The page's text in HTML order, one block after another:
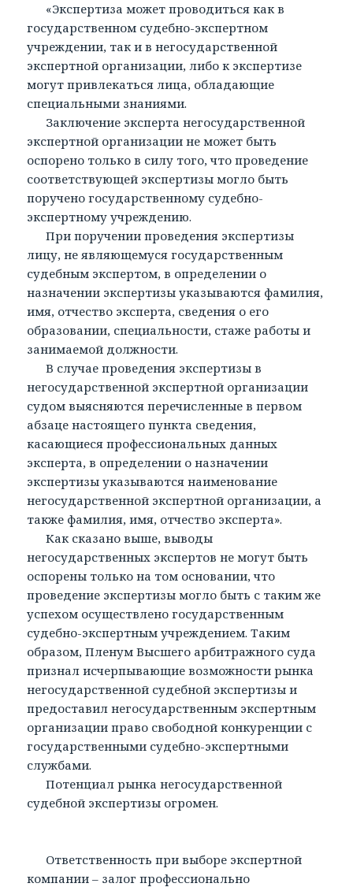
«Экспертиза может проводиться как в
государственном судебно-экспертном
учреждении, так и в негосударственной
экспертной организации, либо к экспертизе
могут привлекаться лица, обладающие
специальными знаниями.
Заключение эксперта негосударственной
экспертной организации не может быть
оспорено только в силу того, что проведение
соответствующей экспертизы могло быть
поручено государственному судебно-
экспертному учреждению.
При поручении проведения экспертизы
лицу, не являющемуся государственным
судебным экспертом, в определении о
назначении экспертизы указываются фамилия,
имя, отчество эксперта, сведения о его
образовании, специальности, стаже работы и
занимаемой должности.
В случае проведения экспертизы в
негосударственной экспертной организации
судом выясняются перечисленные в первом
абзаце настоящего пункта сведения,
касающиеся профессиональных данных
эксперта, в определении о назначении
экспертизы указываются наименование
негосударственной экспертной организации, а
также фамилия, имя, отчество эксперта».
Как сказано выше, выводы
негосударственных экспертов не могут быть
оспорены только на том основании, что
проведение экспертизы могло быть с таким же
успехом осуществлено государственным
судебно-экспертным учреждением. Таким
образом, Пленум Высшего арбитражного суда
признал исчерпывающие возможности рынка
негосударственной судебной экспертизы и
предоставил негосударственным экспертным
организации право свободной конкуренции с
государственными судебно-экспертными
службами.
Потенциал рынка негосударственной
судебной экспертизы огромен.
Ответственность при выборе экспертной
компании – залог профессионально